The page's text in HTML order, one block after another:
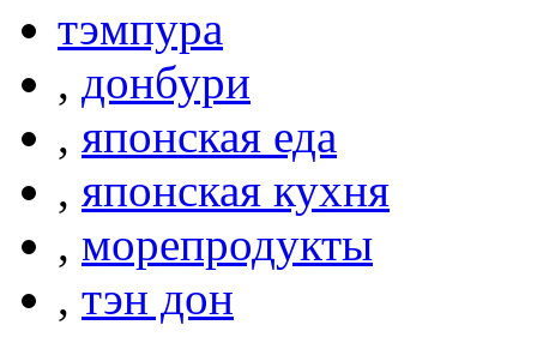
тэмпура
, донбури
, японская еда
, японская кухня
, морепродукты
, тэн дон